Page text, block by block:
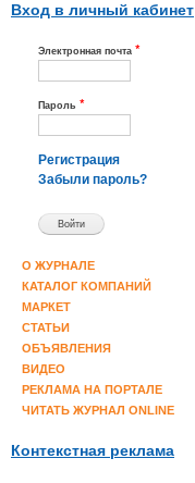
Вход в личный кабинет
Электронная почта *
Пароль *
Регистрация
Забыли пароль?
О ЖУРНАЛЕ
КАТАЛОГ КОМПАНИЙ
МАРКЕТ
СТАТЬИ
ОБЪЯВЛЕНИЯ
ВИДЕО
РЕКЛАМА НА ПОРТАЛЕ
ЧИТАТЬ ЖУРНАЛ ONLINE
Контекстная реклама